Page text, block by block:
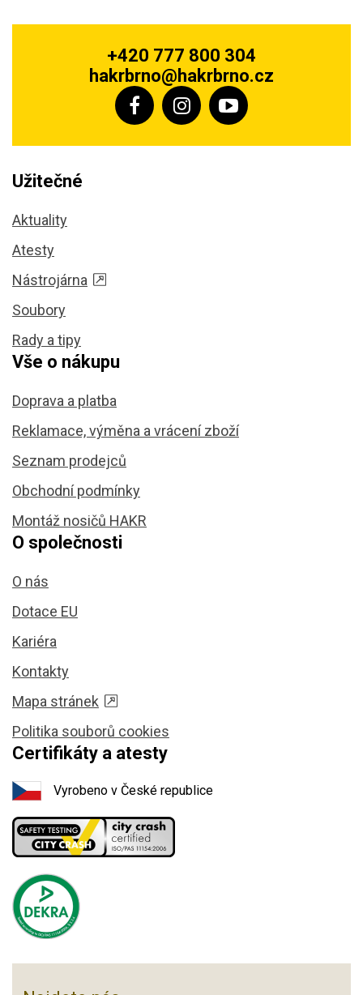
+420 777 800 304
hakrbrno@hakrbrno.cz
Užitečné
Aktuality
Atesty
Nástrojárna
Soubory
Rady a tipy
Vše o nákupu
Doprava a platba
Reklamace, výměna a vrácení zboží
Seznam prodejců
Obchodní podmínky
Montáž nosičů HAKR
O společnosti
O nás
Dotace EU
Kariéra
Kontakty
Mapa stránek
Politika souborů cookies
Certifikáty a atesty
Vyrobeno v České republice